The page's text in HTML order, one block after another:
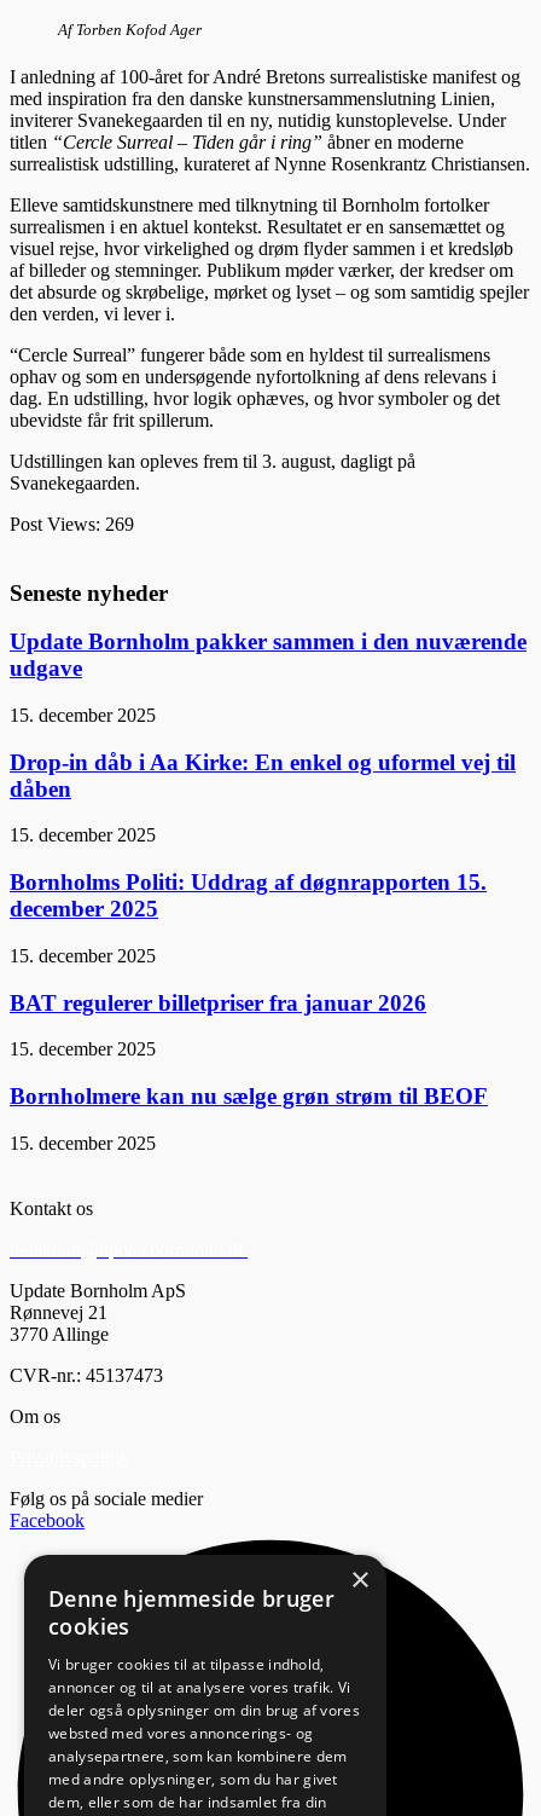
Af Torben Kofod Ager
I anledning af 100-året for André Bretons surrealistiske manifest og
med inspiration fra den danske kunstnersammenslutning Linien,
inviterer Svanekegaarden til en ny, nutidig kunstoplevelse. Under
titlen “Cercle Surreal – Tiden går i ring” åbner en moderne
surrealistisk udstilling, kurateret af Nynne Rosenkrantz Christiansen.
Elleve samtidskunstnere med tilknytning til Bornholm fortolker
surrealismen i en aktuel kontekst. Resultatet er en sansemættet og
visuel rejse, hvor virkelighed og drøm flyder sammen i et kredsløb
af billeder og stemninger. Publikum møder værker, der kredser om
det absurde og skrøbelige, mørket og lyset – og som samtidig spejler
den verden, vi lever i.
“Cercle Surreal” fungerer både som en hyldest til surrealismens
ophav og som en undersøgende nyfortolkning af dens relevans i
dag. En udstilling, hvor logik ophæves, og hvor symboler og det
ubevidste får frit spillerum.
Udstillingen kan opleves frem til 3. august, dagligt på
Svanekegaarden.
Post Views: 269
Seneste nyheder
Update Bornholm pakker sammen i den nuværende
udgave
15. december 2025
Drop-in dåb i Aa Kirke: En enkel og uformel vej til
dåben
15. december 2025
Bornholms Politi: Uddrag af døgnrapporten 15.
december 2025
15. december 2025
BAT regulerer billetpriser fra januar 2026
15. december 2025
Bornholmere kan nu sælge grøn strøm til BEOF
15. december 2025
Kontakt os
Update Bornholm ApS
Rønnevej 21
3770 Allinge
CVR-nr.: 45137473
Om os
Følg os på sociale medier
Facebook
×
Denne hjemmeside bruger
cookies
Vi bruger cookies til at tilpasse indhold,
annoncer og til at analysere vores trafik. Vi
deler også oplysninger om din brug af vores
websted med vores annoncerings- og
analysepartnere, som kan kombinere dem
med andre oplysninger, som du har givet
dem, eller som de har indsamlet fra din